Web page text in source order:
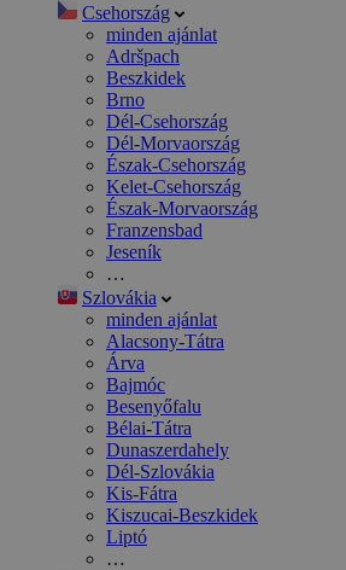
Csehország
minden ajánlat
Adršpach
Beszkidek
Brno
Dél-Csehország
Dél-Morvaország
Észak-Csehország
Kelet-Csehország
Észak-Morvaország
Franzensbad
Jeseník
…
Szlovákia
minden ajánlat
Alacsony-Tátra
Árva
Bajmóc
Besenyőfalu
Bélai-Tátra
Dunaszerdahely
Dél-Szlovákia
Kis-Fátra
Kiszucai-Beszkidek
Liptó
…